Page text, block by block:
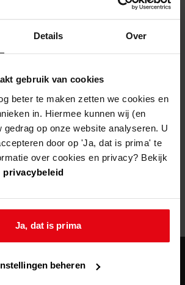
Details Over
gebruik van cookies
beter te maken zetten we cookies en
in. Hiermee kunnen wij (en
gedrag op onze website analyseren. U
door op 'Ja, dat is prima' te
over cookies en privacy? Bekijk
privacybeleid
Ja, dat is prima
beheren
opgetreden
te kunnen bekijken.
pagina niet bezoeken door: